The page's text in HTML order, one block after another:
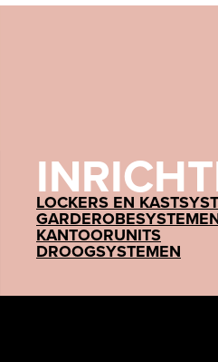
LOCKERS EN
KANTOORUNITS
DROOGSYSTEMEN